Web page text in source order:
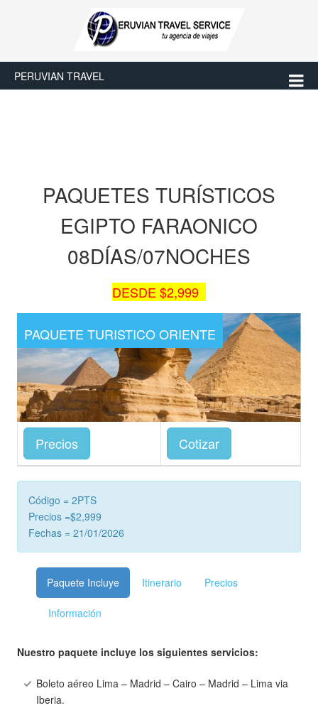
PERUVIAN TRAVEL
PAQUETES TURÍSTICOS
EGIPTO FARAONICO
08DÍAS/07NOCHES
DESDE $2,999
PAQUETE TURISTICO ORIENTE
Precios Cotizar
Código = 2PTS
Precios =$2,999
Fechas = 21/01/2026
Paquete Incluye Itinerario Precios
Información
Nuestro paquete incluye los siguientes servicios:
Boleto aéreo Lima – Madrid – Cairo – Madrid – Lima via
Iberia.